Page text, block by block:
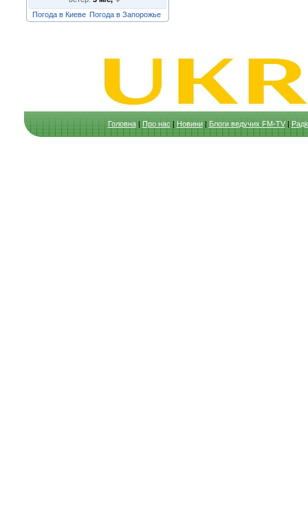
Погода в Киеве Погода в Запорожье
Головна|Про нас|Новини|Блоги ведучих FM-TV|